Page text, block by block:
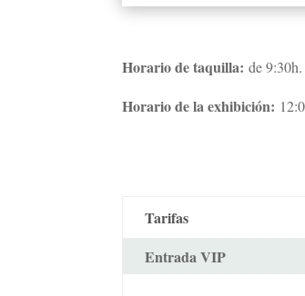
Horario de taquilla: de
Horario de la exhibición:
Tarifas
Entrada VIP